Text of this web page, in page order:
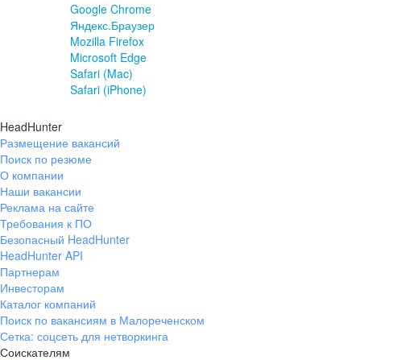
Google Chrome
Яндекс.Браузер
Mozilla Firefox
Microsoft Edge
Safari (Mac)
Safari (iPhone)
HeadHunter
Размещение вакансий
Поиск по резюме
О компании
Наши вакансии
Реклама на сайте
Требования к ПО
Безопасный HeadHunter
HeadHunter API
Партнерам
Инвесторам
Каталог компаний
Поиск по вакансиям в Малореченском
Сетка: соцсеть для нетворкинга
Соискателям